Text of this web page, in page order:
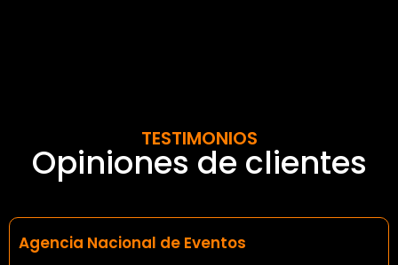
TESTIMONIOS
Opiniones de clientes
Agencia Nacional de Eventos